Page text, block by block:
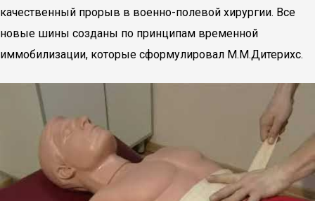
качественный прорыв в военно-полевой хирургии. Все
новые шины созданы по принципам временной
иммобилизации, которые сформулировал М.М.Дитерихс.